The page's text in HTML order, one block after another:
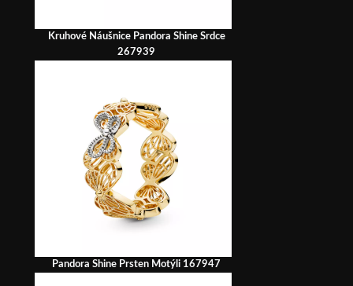
Kruhové Náušnice Pandora Shine Srdce
267939
Pandora Shine Prsten Motýli 167947